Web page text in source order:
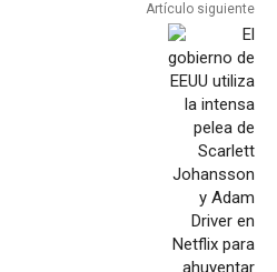
Artículo siguiente